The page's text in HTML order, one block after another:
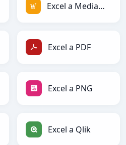
Excel a MediaWiki
Excel a PDF
Excel a PNG
Excel a Qlik